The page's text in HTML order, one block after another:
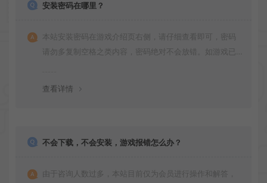
安装密码在哪里？
本站安装密码在游戏介绍页右侧，请仔细查看即可，密码
请勿多复制空格之类内容，密码绝对不会放错。如游戏已
查看详情
不会下载，不会安装，游戏报错怎么办？
由于咨询人数过多，本站目前仅为会员进行操作和解答，